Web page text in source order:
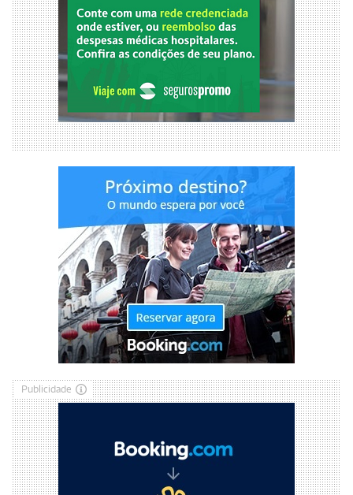
Publicidade